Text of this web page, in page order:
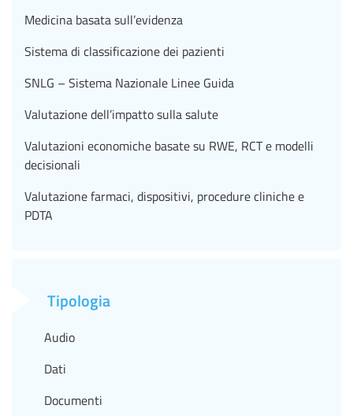
Medicina basata sull’evidenza
Sistema di classificazione dei pazienti
SNLG – Sistema Nazionale Linee Guida
Valutazione dell’impatto sulla salute
Valutazioni economiche basate su RWE, RCT e modelli
decisionali
Valutazione farmaci, dispositivi, procedure cliniche e
PDTA
Tipologia
Audio
Dati
Documenti